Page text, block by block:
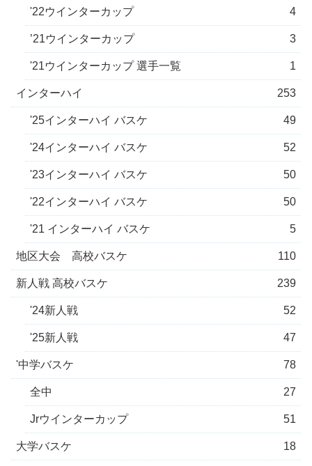
'22ウインターカップ 4
’21ウインターカップ 3
'21ウインターカップ 選手一覧 1
インターハイ 253
'25インターハイ バスケ 49
'24インターハイ バスケ 52
'23インターハイ バスケ 50
'22インターハイ バスケ 50
'21 インターハイ バスケ 5
地区大会 高校バスケ 110
新人戦 高校バスケ 239
'24新人戦 52
'25新人戦 47
'中学バスケ 78
全中 27
Jrウインターカップ 51
大学バスケ 18